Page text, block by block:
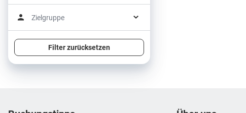
Zielgruppe
Filter zurücksetzen